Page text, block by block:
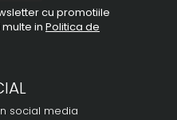
cu promotiile
in Politica de
social media